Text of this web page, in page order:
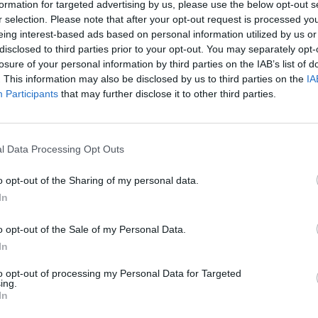
for targeted advertising by us, please use the below opt-out
selection. Please note that after your opt-out request is processed
interest-based ads based on personal information utilized by us
to third parties prior to your opt-out. You may separately
of your personal information by third parties on the IAB’s list of
This information may also be disclosed by us to third parties on the
Participants that may further disclose it to other third parties.
Data Processing Opt Outs
opt-out of the Sharing of my personal data.
opt-out of the Sale of my Personal Data.
opt-out of processing my Personal Data for Targeted
Πάει στη Βουλή το
ΤΑΙΠΕΔ: 219.500 ευρώ
τα δύο αναξιοποίητα Airbus
Δυτικής
πρόεδρος